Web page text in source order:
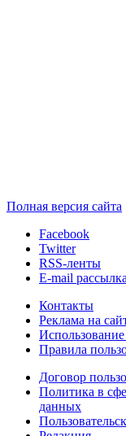
Полная версия сайта
Facebook
Twitter
RSS-ленты
E-mail рассылка
Контакты
Реклама на
Правила
Договор
Политика в
данных